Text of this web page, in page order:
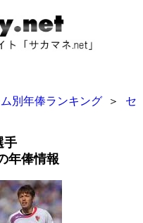
別年俸ランキング ＞
セ
手
年俸情報